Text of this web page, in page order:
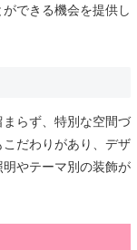
できる機会を提供し
らず、特別な空間づ
だわりがあり、デザ
やテーマ別の装飾が